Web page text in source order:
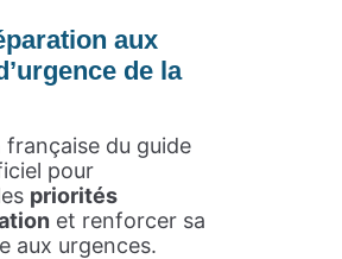
aux
de la
du guide
pour
priorités
et renforcer sa
aux urgences.